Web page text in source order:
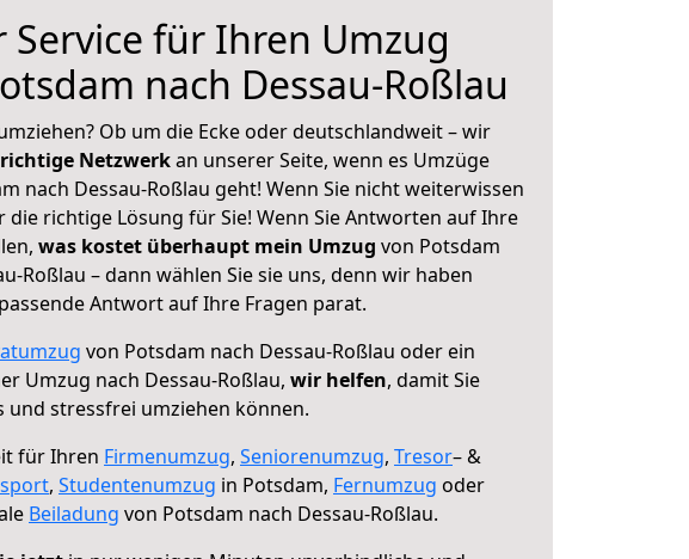
Service für Ihren Umzug
nach Dessau-Roßlau
Ob um die Ecke oder deutschlandweit – wir
richtige Netzwerkan unserer Seite, wenn es Umzüge
nach Dessau-Roßlau geht! Wenn Sie nicht weiterwissen
die richtige Lösung für Sie! Wenn Sie Antworten auf Ihre
was kostet überhaupt mein Umzug von Potsdam
Roßlau – dann wählen Sie sie uns, denn wir haben
Antwort auf Ihre Fragen parat.
von Potsdam nach Dessau-Roßlau oder ein
Umzug nach Dessau-Roßlau, wir helfen, damit Sie
und stressfrei umziehen können.
für Ihren Firmenumzug, Seniorenumzug, Tresor– &
, Studentenumzug in Potsdam, Fernumzug oder
Beiladung von Potsdam nach Dessau-Roßlau.